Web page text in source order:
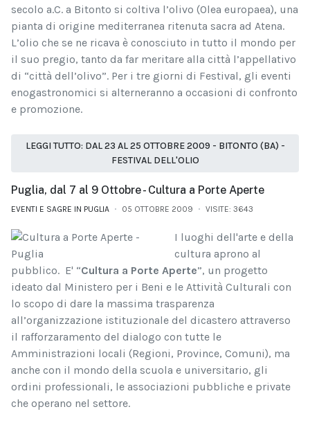
secolo a.C. a Bitonto si coltiva l’olivo (Olea europaea), una
pianta di origine mediterranea ritenuta sacra ad Atena.
L’olio che se ne ricava è conosciuto in tutto il mondo per
il suo pregio, tanto da far meritare alla città l’appellativo
di “città dell’olivo”. Per i tre giorni di Festival, gli eventi
enogastronomici si alterneranno a occasioni di confronto
e promozione.
LEGGI TUTTO: DAL 23 AL 25 OTTOBRE 2009 - BITONTO (BA) -
FESTIVAL DELL'OLIO
Puglia, dal 7 al 9 Ottobre - Cultura a Porte Aperte
EVENTI E SAGRE IN PUGLIA 05 OTTOBRE 2009 VISITE: 3643
I luoghi dell'arte e della
cultura aprono al
pubblico. E' “Cultura a Porte Aperte”, un progetto
ideato dal Ministero per i Beni e le Attività Culturali con
lo scopo di dare la massima trasparenza
all’organizzazione istituzionale del dicastero attraverso
il rafforzaramento del dialogo con tutte le
Amministrazioni locali (Regioni, Province, Comuni), ma
anche con il mondo della scuola e universitario, gli
ordini professionali, le associazioni pubbliche e private
che operano nel settore.